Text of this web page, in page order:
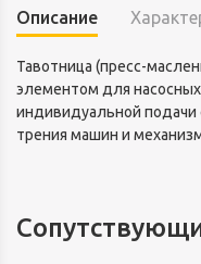
Описание
Тавотница (пресс-
элементом для
индивидуальной подачи
трения машин и